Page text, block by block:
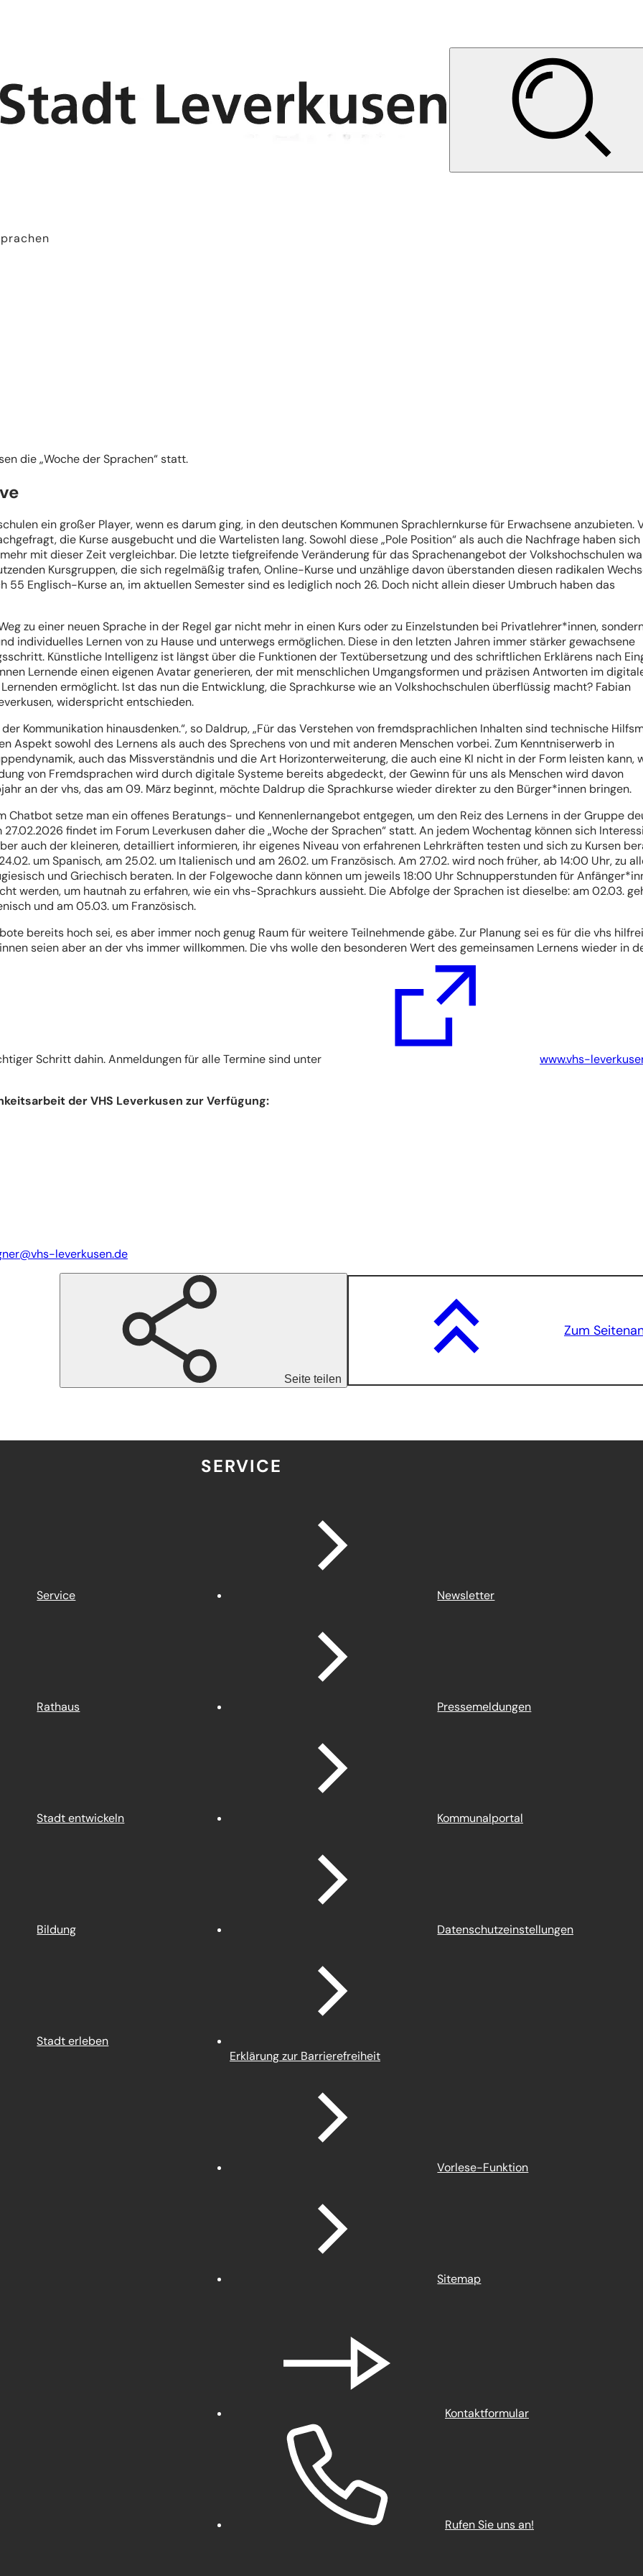
die „Woche der Sprachen“ statt.
ein großer Player, wenn es darum ging, in den deutschen Kommunen Sprachlernkurse für Erwachsene anzubieten.
die Kurse ausgebucht und die Wartelisten lang. Sowohl diese „Pole Position“ als auch die Nachfrage haben
mit dieser Zeit vergleichbar. Die letzte tiefgreifende Veränderung für das Sprachenangebot der Volkshochschulen
Kursgruppen, die sich regelmäßig trafen, Online-Kurse und unzählige davon überstanden diesen radikalen
55 Englisch-Kurse an, im aktuellen Semester sind es lediglich noch 26. Doch nicht allein dieser Umbruch haben das
zu einer neuen Sprache in der Regel gar nicht mehr in einen Kurs oder zu Einzelstunden bei Privatlehrer*innen,
individuelles Lernen von zu Hause und unterwegs ermöglichen. Diese in den letzten Jahren immer stärker gewachsene
Künstliche Intelligenz ist längst über die Funktionen der Textübersetzung und des schriftlichen Erklärens nach
Lernende einen eigenen Avatar generieren, der mit menschlichen Umgangsformen und präzisen Antworten im
ermöglicht. Ist das nun die Entwicklung, die Sprachkurse wie an Volkshochschulen überflüssig macht? Fabian
widerspricht entschieden.
Kommunikation hinausdenken.“, so Daldrup, „Für das Verstehen von fremdsprachlichen Inhalten sind technische
Aspekt sowohl des Lernens als auch des Sprechens von und mit anderen Menschen vorbei. Zum Kenntniserwerb in
auch das Missverständnis und die Art Horizonterweiterung, die auch eine KI nicht in der Form leisten kann,
von Fremdsprachen wird durch digitale Systeme bereits abgedeckt, der Gewinn für uns als Menschen wird davon
an der vhs, das am 09. März beginnt, möchte Daldrup die Sprachkurse wieder direkter zu den Bürger*innen bringen.
setze man ein offenes Beratungs- und Kennenlernangebot entgegen, um den Reiz des Lernens in der Gruppe
findet im Forum Leverkusen daher die „Woche der Sprachen“ statt. An jedem Wochentag können sich
auch der kleineren, detailliert informieren, ihr eigenes Niveau von erfahrenen Lehrkräften testen und sich zu Kursen
um Spanisch, am 25.02. um Italienisch und am 26.02. um Französisch. Am 27.02. wird noch früher, ab 14:00 Uhr, zu
und Griechisch beraten. In der Folgewoche dann können um jeweils 18:00 Uhr Schnupperstunden für
werden, um hautnah zu erfahren, wie ein vhs-Sprachkurs aussieht. Die Abfolge der Sprachen ist dieselbe: am 02.03.
und am 05.03. um Französisch.
bereits hoch sei, es aber immer noch genug Raum für weitere Teilnehmende gäbe. Zur Planung sei es für die vhs
seien aber an der vhs immer willkommen. Die vhs wolle den besonderen Wert des gemeinsamen Lernens wieder in
Schritt dahin. Anmeldungen für alle Termine sind unter www.vhs-
der VHS Leverkusen zur Verfügung:
vhs-leverkusende
Seite teilen
Zum
Service
Rathaus
Stadt entwickeln
Bildung
Stadt erleben
SERVICE
Newsletter
Pressemeldungen
Kommunalportal
Datenschutz­einstellungen
Erklärung zur Barrierefreiheit
Vorlese-Funktion
Sitemap
Kontaktformular
Rufen Sie uns an!